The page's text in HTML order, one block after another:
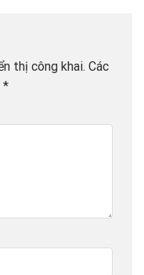
thị công khai. Các
*